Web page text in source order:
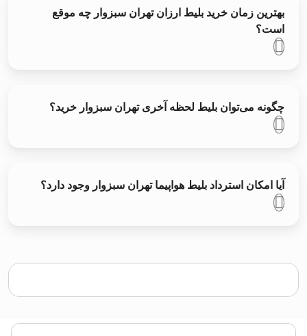
بهترین زمان خرید بلیط ارزان تهران سبزوار چه موقع
است؟
چگونه می‌توان بلیط لحظه آخری تهران سبزوار خرید؟
آیا امکان استرداد بلیط هواپیما تهران سبزوار وجود دارد؟